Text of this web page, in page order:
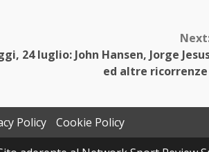
24 luglio: John Hansen, Jorge
ed altre ricorrenze
Policy
Cookie Policy